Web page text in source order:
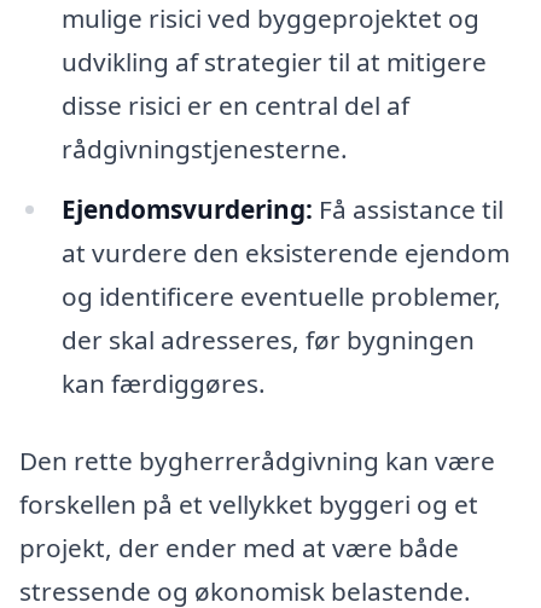
mulige risici ved byggeprojektet og
udvikling af strategier til at mitigere
disse risici er en central del af
rådgivningstjenesterne.
Ejendomsvurdering: Få assistance til
at vurdere den eksisterende ejendom
og identificere eventuelle problemer,
der skal adresseres, før bygningen
kan færdiggøres.
Den rette bygherrerådgivning kan være
forskellen på et vellykket byggeri og et
projekt, der ender med at være både
stressende og økonomisk belastende.